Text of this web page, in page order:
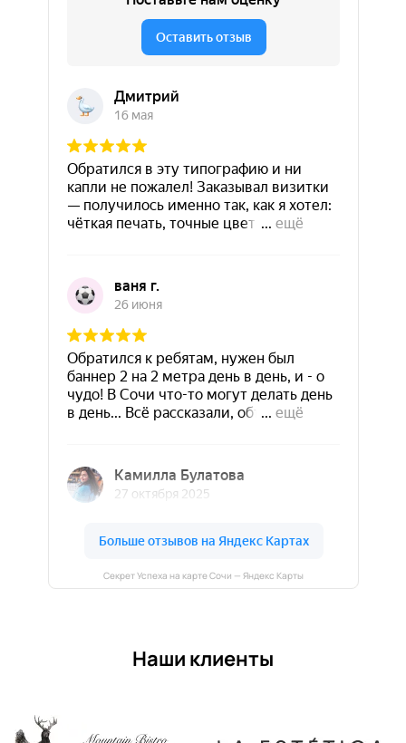
Секрет Успеха на карте Сочи — Яндекс Карты
Наши клиенты